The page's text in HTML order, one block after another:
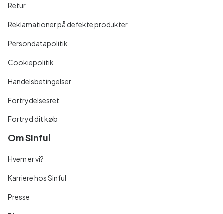
Retur
Reklamationer på defekte produkter
Persondatapolitik
Cookiepolitik
Handelsbetingelser
Fortrydelsesret
Fortryd dit køb
Om Sinful
Hvem er vi?
Karriere hos Sinful
Presse